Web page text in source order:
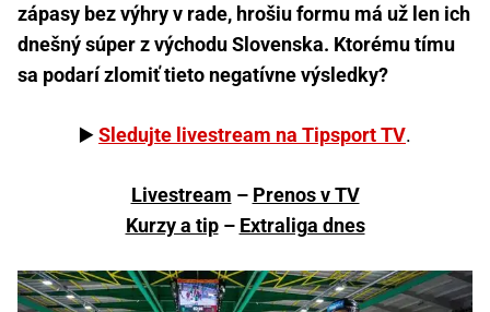
zápasy bez výhry v rade, hrošiu formu má už len ich
dnešný súper z východu Slovenska. Ktorému tímu
sa podarí zlomiť tieto negatívne výsledky?
▶️Sledujte livestream na Tipsport TV.
Livestream – Prenos v TV
Kurzy a tip– Extraliga dnes